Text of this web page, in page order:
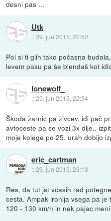
desni pas ...
Utk
::29. jun 2015, 22:52
Pol si ti glih tako počasna
levem pasu pa še blendaš kot
lonewolf_
::29. jun 2015, 22:54
Škoda žarnic pa živcev, idi pač
avtoceste pa se vozi 3x dlje..
moje kolege po 25. urah dobijo
eric_cartman
::29. jun 2015, 23:13
Res, da tut jst včasih rad
cesta. Ampak ironija vsega pa
120 - 130 km/h in nek pajac